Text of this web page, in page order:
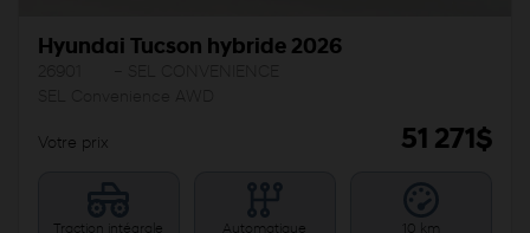
Hyundai Tucson hybride 2026
Votre prix 51 271$
Traction intégrale Automatique 10 km